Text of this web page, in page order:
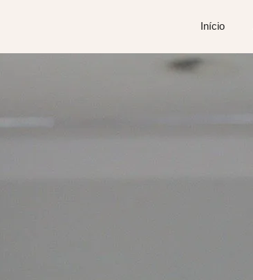
Início